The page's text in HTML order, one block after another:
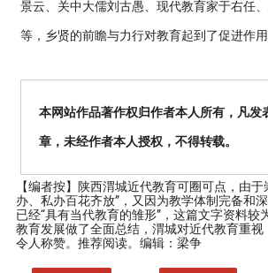
景云、关中大儒刘古愚、现代教育家于右任
等，乡贤的前瞻与力行对教育起到了促进作用
本网站作品著作权归作者本人所有，凡发
章，未经作者本人授权，不得转载。
【编者按】
陕西渭城近代教育可圈可点，由于
办、私办百花齐放”，又因为教学体制完备和
已经“具有当代教育的雏形”，这篇文字资料较
教育发展做了全面总结，渭城对近代教育重视
令人称赞。推荐阅读。编辑：梁争